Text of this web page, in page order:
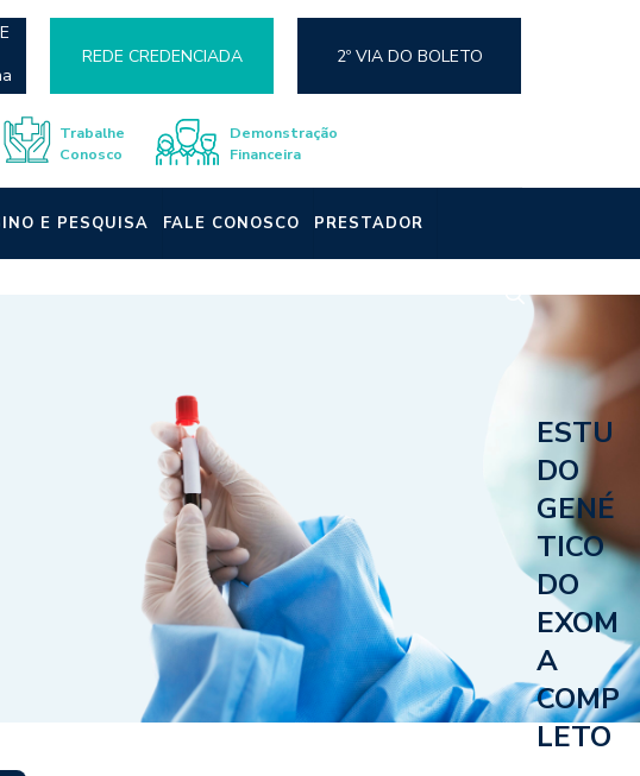
REDE CREDENCIADA 2º VIA DO BOLETO
Trabalhe
Conosco
Demonstração
Financeira
E PESQUISA FALE CONOSCO PRESTADOR
ESTU
DO
GENÉ
TICO
DO
EXOM
A
COMP
LETO